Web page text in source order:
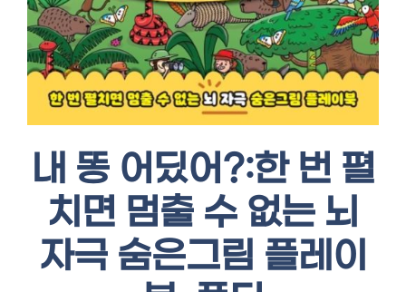
내 똥 어딨어?:한 번 펼
치면 멈출 수 없는 뇌
자극 숨은그림 플레이